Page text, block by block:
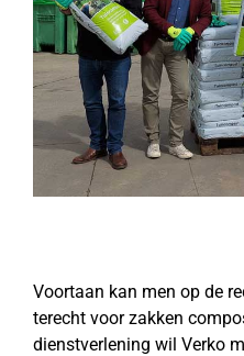
Voortaan kan men op de
terecht voor zakken
dienstverlening wil Verko